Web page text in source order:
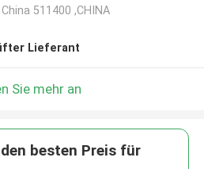
511400 ,CHINA
Lieferant
Sie mehr an
besten Preis für